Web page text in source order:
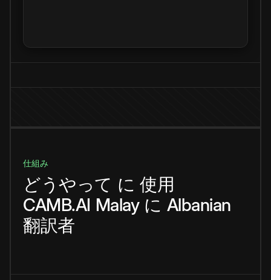
仕組み
どうやって に 使用
CAMB.AI Malay に Albanian
翻訳者